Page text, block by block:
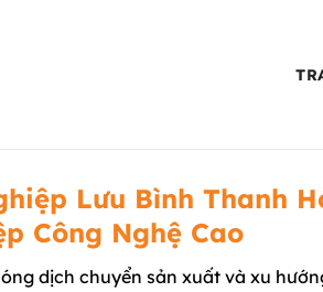
Lưu Bình Thanh
Công Nghệ Cao
dịch chuyển sản xuất và xu